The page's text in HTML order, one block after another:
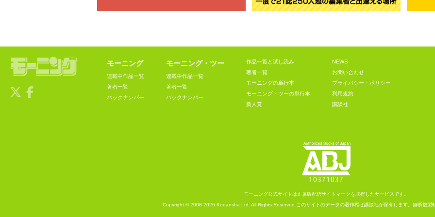
モーニング
連載中作品一覧
著者一覧
バックナンバー
モーニング・ツー
連載中作品一覧
著者一覧
バックナンバー
作品一覧と試し読み
著者一覧
モーニングの単行本
モーニング・ツーの単行本
新人賞
NEWS
お問い合わせ
プライバシー・ポリシー
利用規約
講談社
モーニング公式サイトは正規版配信サイトマークを取得したサービスです。
Copyright © 2008-2026 Kodansha Ltd. All Rights Reserved. このサイトのデータの著作権は講談社が保有します。 無断複製